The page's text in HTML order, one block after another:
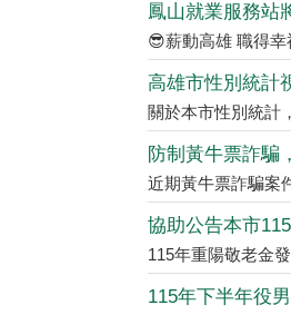
鳳山就業服務站
😎薪動高雄 職得
高雄市性別統計
關於本市性別統計
防制黃牛票詐騙
近期黃牛票詐騙案
協助公告本市
115年重陽敬老金
115年下半年役